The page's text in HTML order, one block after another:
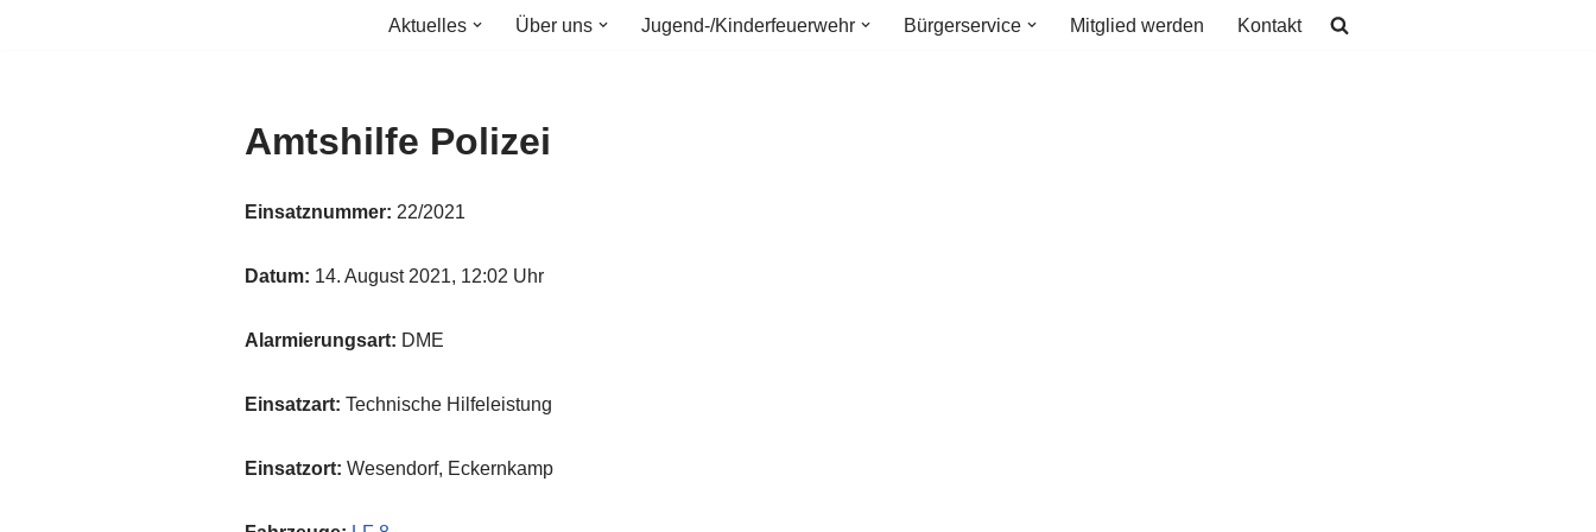
Aktuelles Über uns Jugend-/Kinderfeuerwehr Bürgerservice Mitglied werden Kontakt
Amtshilfe Polizei
Einsatznummer: 22/2021
Datum: 14. August 2021, 12:02 Uhr
Alarmierungsart: DME
Einsatzart: Technische Hilfeleistung
Einsatzort: Wesendorf, Eckernkamp